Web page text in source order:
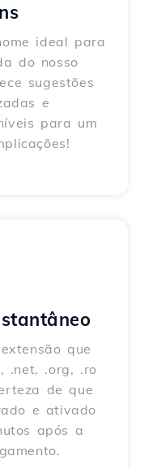
ideal para
do nosso
sugestões
e
para um
que
.net, .org, .ro
de que
e ativado
após a